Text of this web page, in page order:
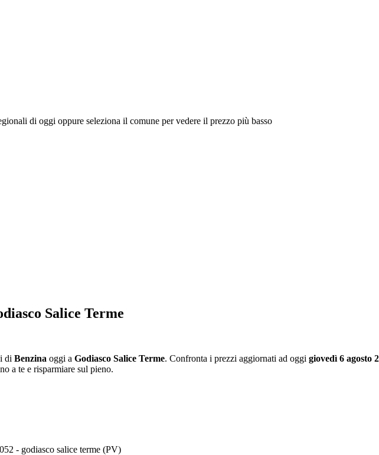
di oggi oppure seleziona il comune per vedere il prezzo più basso
Salice Terme
di Benzina oggi a Godiasco Salice Terme. Confronta i prezzi aggiornati ad oggi giovedì 6 agosto
a te e risparmiare sul pieno.
- godiasco salice terme (PV)